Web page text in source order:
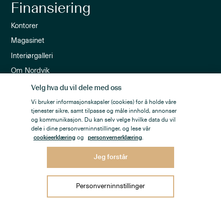
Finansiering
Kontorer
Magasinet
Interiørgalleri
Om Nordvik
Ledige stillinger
Nordvik-appen
Nyhetsbrev
Velg hva du vil dele med oss
Vi bruker informasjonskapsler (cookies) for å holde våre
tjenester sikre, samt tilpasse og måle innhold, annonser
og kommunikasjon. Du kan selv velge hvilke data du vil
dele i dine personverninnstillinger, og lese vår
cookieerklæringog personvernerklæring.
Jeg forstår
Personverninnstillinger